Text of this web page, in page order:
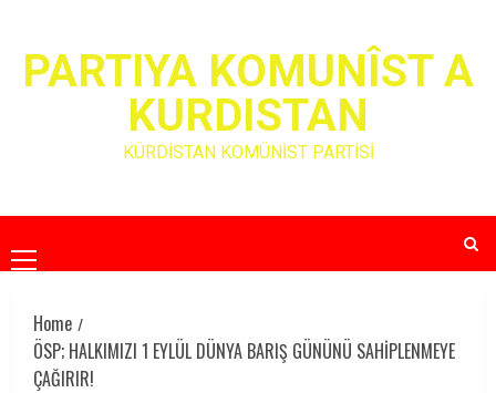
contentPARTIYA KOMUNÎST A
KURDISTAN
KÜRDİSTAN KOMÜNİST PARTİSİ
Primary
Menu
Home
ÖSP; HALKIMIZI 1 EYLÜL DÜNYA BARIŞ GÜNÜNÜ SAHİPLENMEYE
ÇAĞIRIR!